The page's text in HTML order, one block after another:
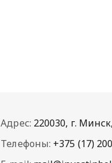
Адрес: 220030, г.
Телефоны: +375 (17)